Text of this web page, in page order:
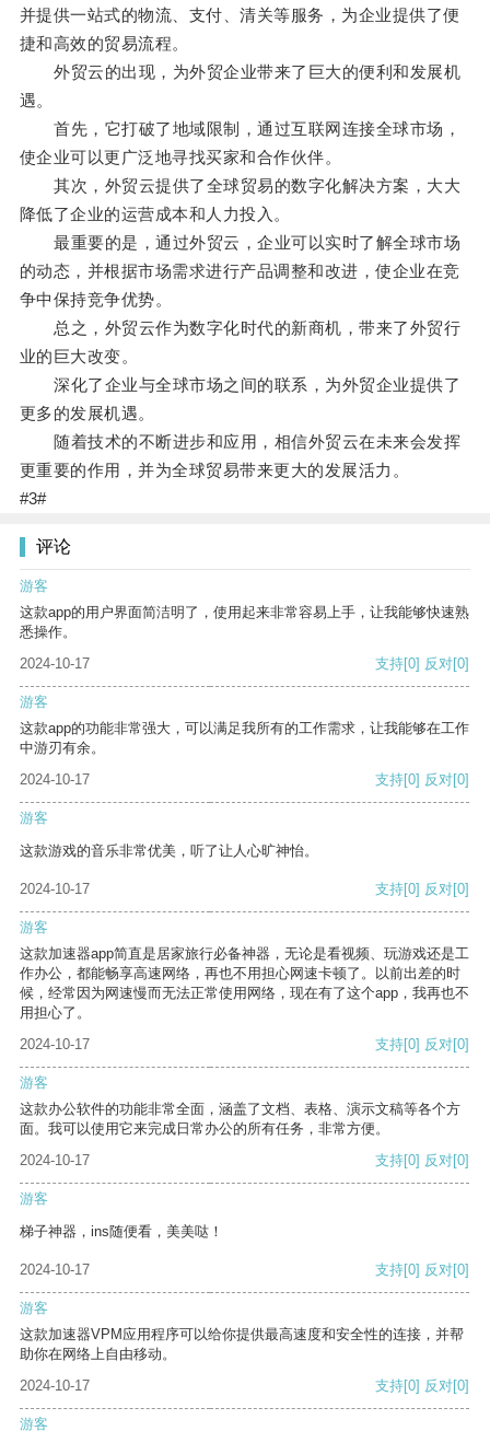
并提供一站式的物流、支付、清关等服务，为企业提供了便
捷和高效的贸易流程。
外贸云的出现，为外贸企业带来了巨大的便利和发展机
遇。
首先，它打破了地域限制，通过互联网连接全球市场，
使企业可以更广泛地寻找买家和合作伙伴。
其次，外贸云提供了全球贸易的数字化解决方案，大大
降低了企业的运营成本和人力投入。
最重要的是，通过外贸云，企业可以实时了解全球市场
的动态，并根据市场需求进行产品调整和改进，使企业在竞
争中保持竞争优势。
总之，外贸云作为数字化时代的新商机，带来了外贸行
业的巨大改变。
深化了企业与全球市场之间的联系，为外贸企业提供了
更多的发展机遇。
随着技术的不断进步和应用，相信外贸云在未来会发挥
更重要的作用，并为全球贸易带来更大的发展活力。
#3#
评论
游客
这款app的用户界面简洁明了，使用起来非常容易上手，让我能够快速熟
悉操作。
2024-10-17
支持[0] 反对[0]
游客
这款app的功能非常强大，可以满足我所有的工作需求，让我能够在工作
中游刃有余。
2024-10-17
支持[0] 反对[0]
游客
这款游戏的音乐非常优美，听了让人心旷神怡。
2024-10-17 支持[0] 反对[0]
游客
这款加速器app简直是居家旅行必备神器，无论是看视频、玩游戏还是工
作办公，都能畅享高速网络，再也不用担心网速卡顿了。以前出差的时
候，经常因为网速慢而无法正常使用网络，现在有了这个app，我再也不
用担心了。
2024-10-17
支持[0] 反对[0]
游客
这款办公软件的功能非常全面，涵盖了文档、表格、演示文稿等各个方
面。我可以使用它来完成日常办公的所有任务，非常方便。
2024-10-17
支持[0] 反对[0]
游客
梯子神器，ins随便看，美美哒！
2024-10-17 支持[0] 反对[0]
游客
这款加速器VPM应用程序可以给你提供最高速度和安全性的连接，并帮
助你在网络上自由移动。
2024-10-17
支持[0] 反对[0]
游客